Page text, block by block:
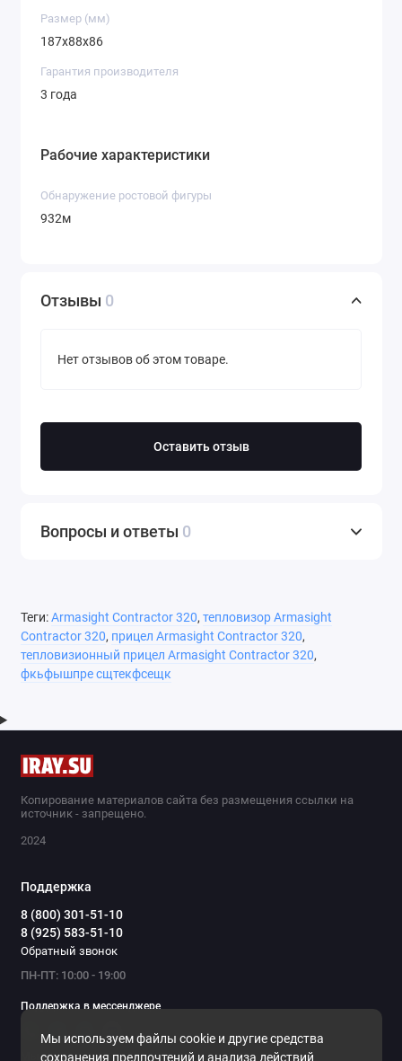
Размер (мм)
187x88x86
Гарантия производителя
3 года
Рабочие характеристики
Обнаружение ростовой фигуры
932м
Отзывы 0
Нет отзывов об этом товаре.
Оставить отзыв
Вопросы и ответы 0
Теги:Armasight Contractor 320, тепловизор Armasight
Contractor 320, прицел Armasight Contractor 320,
тепловизионный прицел Armasight Contractor 320,
фкьфышпре сщтекфсещк
Мы используем файлы cookie и другие средства
сохранения предпочтений и анализа действий
Копирование материалов сайта без размещения ссылки на
источник - запрещено.
2024
Поддержка
8 (800) 301-51-10
8 (925) 583-51-10
Обратный звонок
ПН-ПТ: 10:00 - 19:00
Поддержка в мессенджере
Мы в сети